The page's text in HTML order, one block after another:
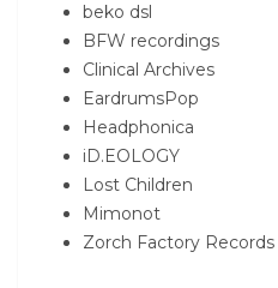
beko dsl
BFW recordings
Clinical Archives
EardrumsPop
Headphonica
iD.EOLOGY
Lost Children
Mimonot
Zorch Factory Records